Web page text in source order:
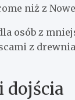
niż z
osób z
z
dojścia